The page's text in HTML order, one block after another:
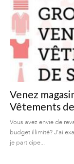
Venez
Vêtements
Vous avez envie de
budget illimité? J'ai
je participe...